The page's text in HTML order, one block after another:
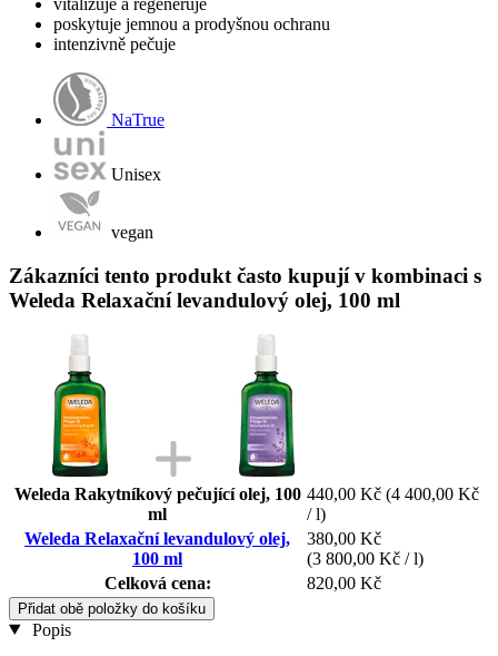
vitalizuje a regeneruje
poskytuje jemnou a prodyšnou ochranu
intenzivně pečuje
NaTrue
Unisex
vegan
Zákazníci tento produkt často kupují v kombinaci s
Weleda Relaxační levandulový olej, 100 ml
Weleda Rakytníkový pečující olej, 100
ml
440,00 Kč (4 400,00 Kč
/ l)
Weleda Relaxační levandulový olej,
100 ml
380,00 Kč
(3 800,00 Kč / l)
Celková cena:
820,00 Kč
Přidat obě položky do košíku
Popis